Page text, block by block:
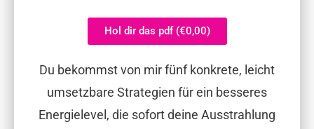
Hol dir das pdf (€0,00)
Du bekommst von mir fünf konkrete, leicht
umsetzbare Strategien für ein besseres
Energielevel, die sofort deine Ausstrahlung